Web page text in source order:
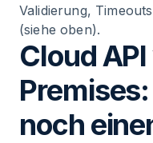
Validierung,
(siehe oben).
Cloud
noch